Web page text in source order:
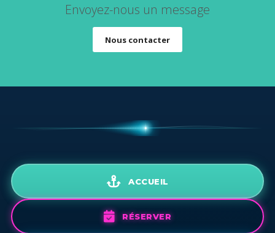
Envoyez-nous un message
Nous contacter
ACCUEIL
RÉSERVER